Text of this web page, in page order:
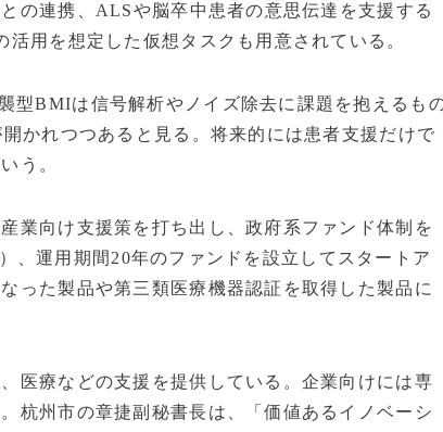
の連携、ALSや脳卒中患者の意思伝達を支援する
用を想定した仮想タスクも用意されている。
型BMIは信号解析やノイズ除去に課題を抱えるも
かれつつあると見る。将来的には患者支援だけで
う。
業向け支援策を打ち出し、政府系ファンド体制を
、運用期間20年のファンドを設立してスタートア
った製品や第三類医療機器認証を取得した製品に
医療などの支援を提供している。企業向けには専
杭州市の章捷副秘書長は、「価値あるイノベーシ